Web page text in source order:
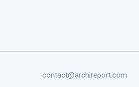
contact@archireport.com